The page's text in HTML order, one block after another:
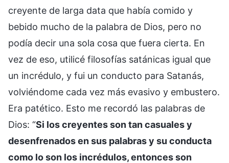
creyente de larga data que había comido y
bebido mucho de la palabra de Dios, pero no
podía decir una sola cosa que fuera cierta. En
vez de eso, utilicé filosofías satánicas igual que
un incrédulo, y fui un conducto para Satanás,
volviéndome cada vez más evasivo y embustero.
Era patético. Esto me recordó las palabras de
Dios: “Si los creyentes son tan casuales y
desenfrenados en sus palabras y su conducta
como lo son los incrédulos, entonces son